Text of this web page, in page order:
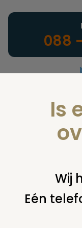
088
home
geschiedenis
Is
Wij
Eén